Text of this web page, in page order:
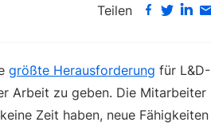
Teilen
größte Herausforderung für L&D-
Arbeit zu geben. Die Mitarbeiter
Zeit haben, neue Fähigkeiten